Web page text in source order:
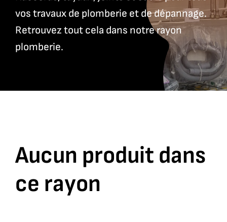
vos travaux de plomberie et de dépannage.
Retrouvez tout cela dans notre rayon
plomberie.
Aucun produit dans
ce rayon